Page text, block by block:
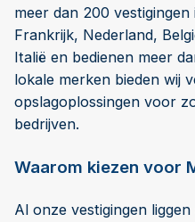
meer dan 200
Frankrijk, Nederland,
Italië en bedienen meer
lokale merken bieden wij
opslagoplossingen voor
bedrijven.
Waarom kiezen voor
Al onze vestigingen